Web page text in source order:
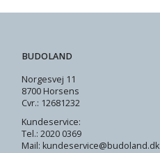
BUDOLAND
Norgesvej 11
8700 Horsens
Cvr.: 12681232
Kundeservice:
Tel.: 2020 0369
Mail: kundeservice@budoland.dk